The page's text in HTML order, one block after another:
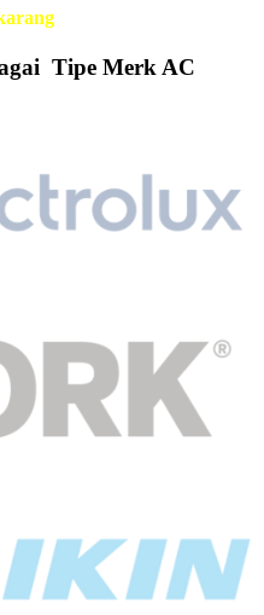
Tipe Merk AC